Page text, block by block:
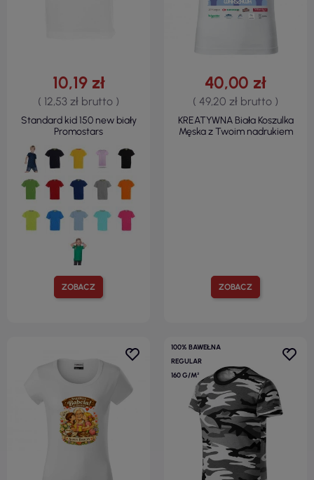
ZOBACZ
10,19 zł
( 12,53 zł brutto )
Standard kid 150 new biały
Promostars
ZOBACZ
40,00 zł
( 49,20 zł brutto )
KREATYWNA Biała Koszulka
Męska z Twoim nadrukiem
100% BAWEŁNA
REGULAR
160 G/M²